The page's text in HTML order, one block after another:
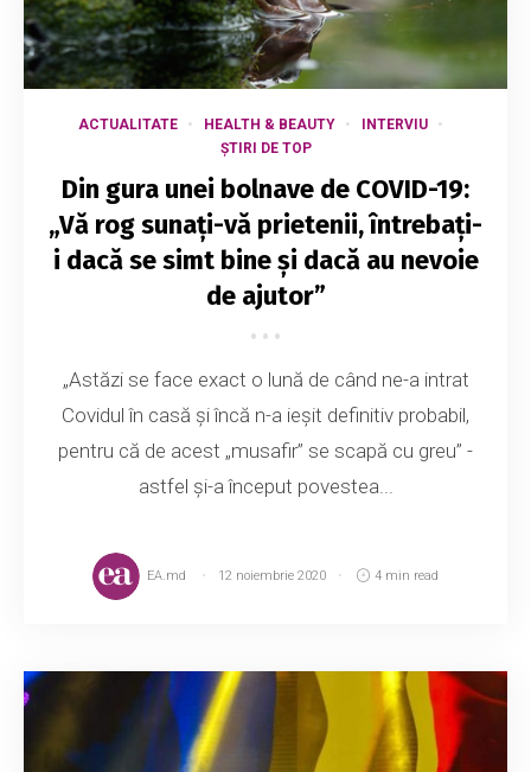
ACTUALITATE HEALTH & BEAUTY
INTERVIU
ȘTIRI DE TOP
Din gura unei bolnave de COVID-19:
„Vă rog sunați-vă prietenii, întrebați-
i dacă se simt bine și dacă au nevoie
de ajutor”
„Astăzi se face exact o lună de când ne-a intrat
Covidul în casă și încă n-a ieșit definitiv probabil,
pentru că de acest „musafir” se scapă cu greu” -
astfel și-a început povestea...
EA.md 12 noiembrie 2020 4 min read